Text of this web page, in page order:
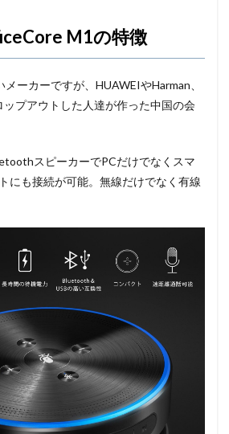
M1の特徴
ーカーですが、HUAWEIやHarman、
ップアウトした人達が作った中国の会
スピーカーでPCだけでなくスマ
にも接続が可能。無線だけでなく有線